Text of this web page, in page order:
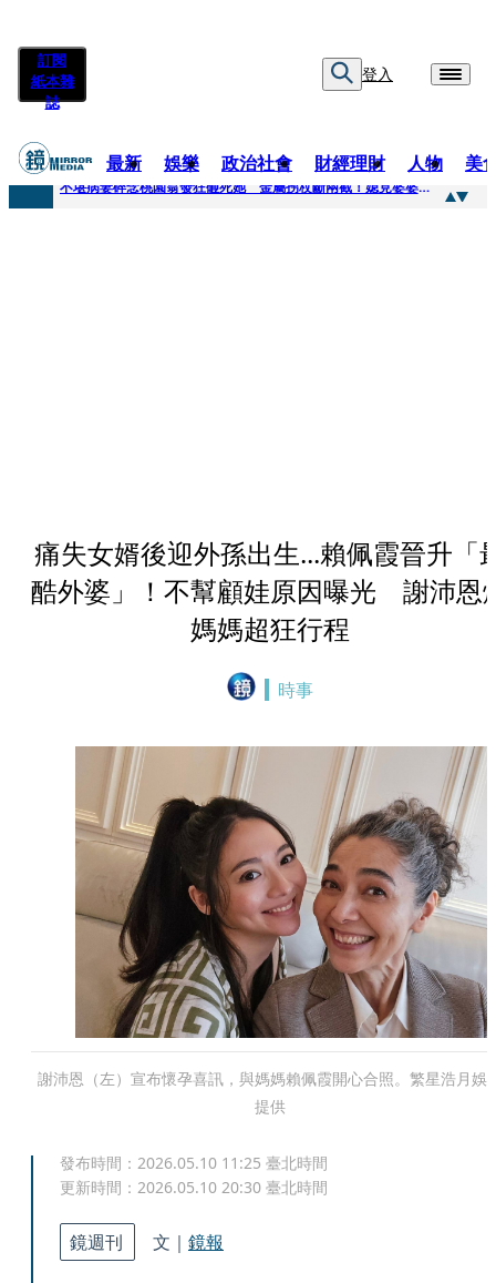
訂閱
紙本雜
誌
登入
最新 娛樂 政治社會 財經理財 人物 美
快訊
不堪病妻碎念桃園翁發狂砸死她 金屬拐杖斷兩截！媳見婆婆屍右臉全爛
痛失女婿後迎外孫出生...賴佩霞晉升「
酷外婆」！不幫顧娃原因曝光 謝沛恩
媽媽超狂行程
時事
謝沛恩（左）宣布懷孕喜訊，與媽媽賴佩霞開心合照。繁星浩月娛
提供
發布時間： 2026.05.10 11:25 臺北時間
更新時間： 2026.05.10 20:30 臺北時間
鏡週刊 文｜ 鏡報